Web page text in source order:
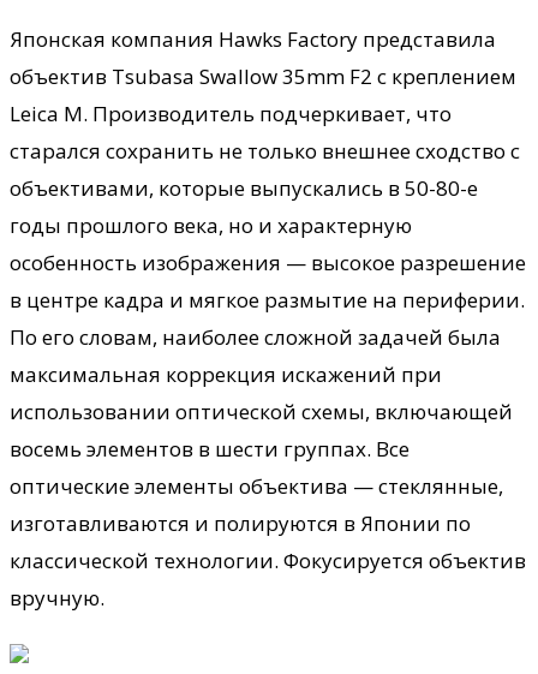
Японская компания Hawks Factory представила
объектив Tsubasa Swallow 35mm F2 с креплением
Leica M. Производитель подчеркивает, что
старался сохранить не только внешнее сходство с
объективами, которые выпускались в 50-80-е
годы прошлого века, но и характерную
особенность изображения — высокое разрешение
в центре кадра и мягкое размытие на периферии.
По его словам, наиболее сложной задачей была
максимальная коррекция искажений при
использовании оптической схемы, включающей
восемь элементов в шести группах. Все
оптические элементы объектива — стеклянные,
изготавливаются и полируются в Японии по
классической технологии. Фокусируется объектив
вручную.